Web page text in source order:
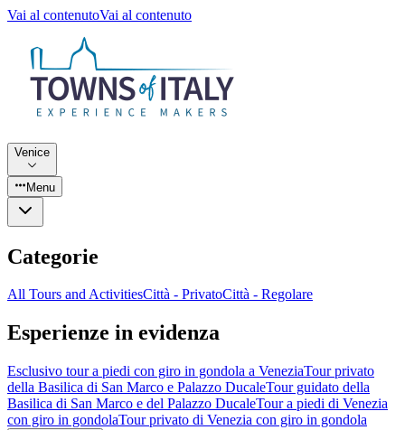
Vai al contenutoVai al contenuto
Venice
Menu
Categorie
All Tours and ActivitiesCittà - PrivatoCittà - Regolare
Esperienze in evidenza
Esclusivo tour a piedi con giro in gondola a VeneziaTour privato
della Basilica di San Marco e Palazzo DucaleTour guidato della
Basilica di San Marco e del Palazzo DucaleTour a piedi di Venezia
con giro in gondolaTour privato di Venezia con giro in gondola